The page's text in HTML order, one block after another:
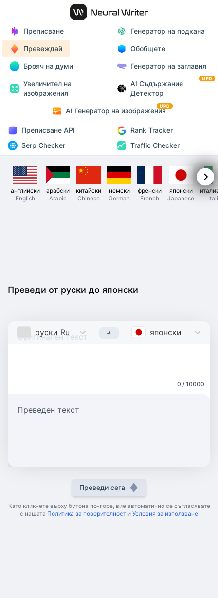
Преписване Генератор на подкана
Превеждай Обобщете
Брояч на думи Генератор на заглавия
Увеличител на
изображения
AI Съдържание
Детектор
UPD
AI Генератор на изображения
UPD
Преписване API
Rank Tracker
Serp Checker
Traffic Checker
английски
English
арабски
Arabic
китайски
Chinese
немски
German
френски
French
японски
Japanese
Преведи от руски до японски
руски Russian японски
0 / 10000
Преведен текст
Преведи сега
Като кликнете върху бутона по-горе, вие автоматично се съгласявате
с нашата Политика за поверителност и Условия за използване